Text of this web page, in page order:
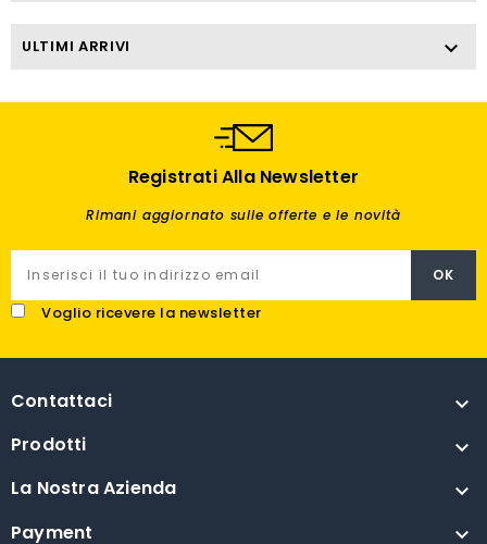
ULTIMI ARRIVI 
Registrati Alla Newsletter
Rimani aggiornato sulle offerte e le novità
Voglio ricevere la newsletter
Contattaci 
Prodotti 
La Nostra Azienda 
Payment 